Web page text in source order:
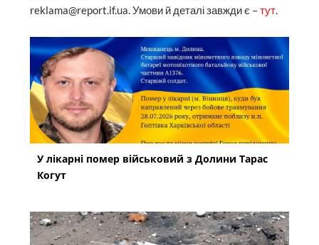
reklama@report.if.ua. Умови й деталі завжди є –тут.
У лікарні помер військовий з Долини Тарас
Когут